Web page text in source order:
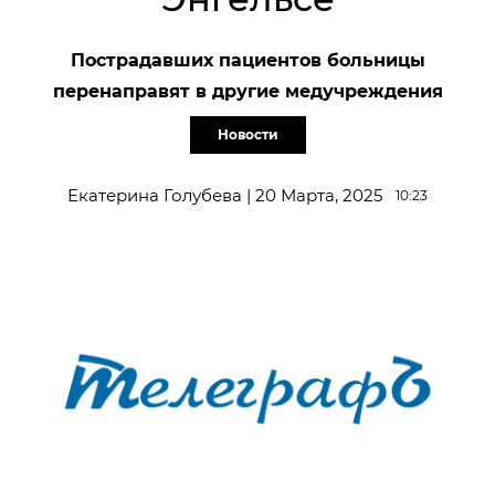
Пострадавших пациентов больницы
перенаправят в другие медучреждения
Новости
Екатерина Голубева | 20 Марта, 2025 10:23